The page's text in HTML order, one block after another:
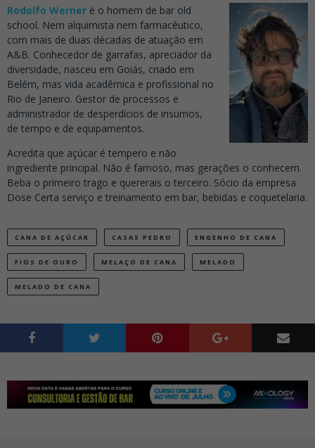
Rodolfo Werner é o homem de bar old
school. Nem alquimista nem farmacêutico,
com mais de duas décadas de atuação em
A&B. Conhecedor de garrafas, apreciador da
diversidade, nasceu em Goiás, criado em
Belém, mas vida acadêmica e profissional no
Rio de Janeiro. Gestor de processos e
administrador de desperdícios de insumos,
de tempo e de equipamentos.
Acredita que açúcar é tempero e não
ingrediente principal. Não é famoso, mas gerações o conhecem.
Beba o primeiro trago e quererais o terceiro. Sócio da empresa
Dose Certa serviço e treinamento em bar, bebidas e coquetelaria.
CANA DE AÇÚCAR CASAS PEDRO ENGENHO DE CANA
FIOS DE OURO MELAÇO DE CANA MELADO
MELADO DE CANA